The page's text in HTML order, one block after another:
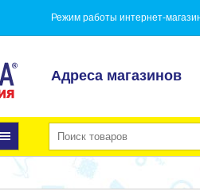
Режим работы интернет-
Адреса магазинов